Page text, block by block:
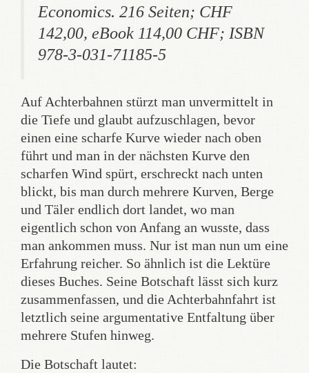
Economics. 216 Seiten; CHF
142,00, eBook 114,00 CHF; ISBN
978-3-031-71185-5
Auf Achterbahnen stürzt man unvermittelt in
die Tiefe und glaubt aufzuschlagen, bevor
einen eine scharfe Kurve wieder nach oben
führt und man in der nächsten Kurve den
scharfen Wind spürt, erschreckt nach unten
blickt, bis man durch mehrere Kurven, Berge
und Täler endlich dort landet, wo man
eigentlich schon von Anfang an wusste, dass
man ankommen muss. Nur ist man nun um eine
Erfahrung reicher. So ähnlich ist die Lektüre
dieses Buches. Seine Botschaft lässt sich kurz
zusammenfassen, und die Achterbahnfahrt ist
letztlich seine argumentative Entfaltung über
mehrere Stufen hinweg.
Die Botschaft lautet: